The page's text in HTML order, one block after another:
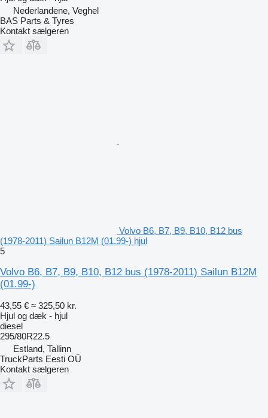
Nederlandene, Veghel
BAS Parts & Tyres
Kontakt sælgeren
Volvo B6, B7, B9, B10, B12 bus
(1978-2011) Sailun B12M (01.99-) hjul
5
Volvo B6, B7, B9, B10, B12 bus (1978-2011) Sailun B12M
(01.99-)
43,55 € ≈ 325,50 kr.
Hjul og dæk - hjul
diesel
295/80R22.5
Estland, Tallinn
TruckParts Eesti OÜ
Kontakt sælgeren